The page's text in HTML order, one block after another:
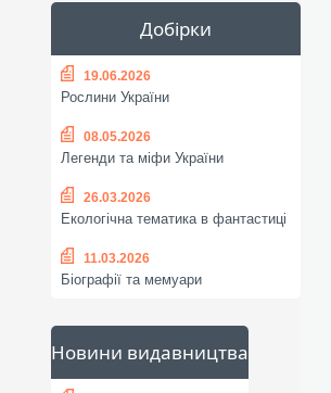
Добірки
19.06.2026
Рослини України
08.05.2026
Легенди та міфи України
26.03.2026
Екологічна тематика в фантастиці
11.03.2026
Біографії та мемуари
Новини видавництва